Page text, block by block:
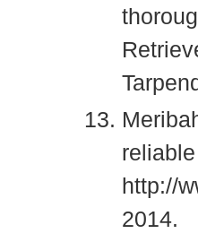
http://
2014.